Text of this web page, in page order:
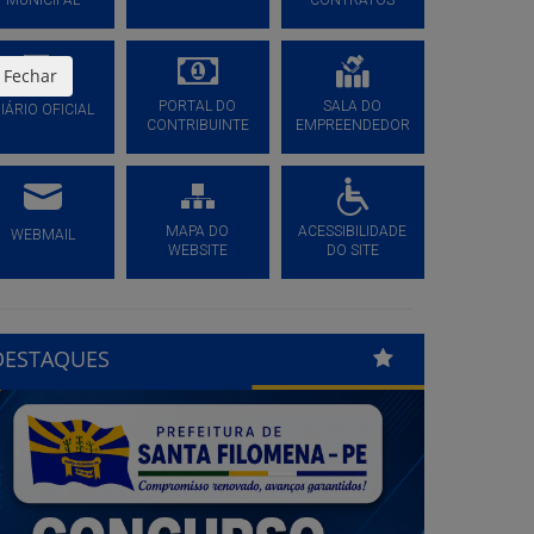
OFICIAL
PORTAL DO
CONTRIBUINTE
SALA DO
EMPREENDEDOR
WEBMAIL
MAPA DO
WEBSITE
ACESSIBILIDADE
DO SITE
Fechar